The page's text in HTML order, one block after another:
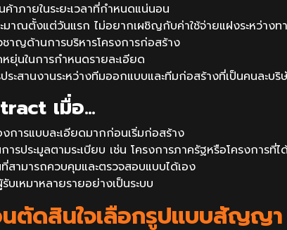
าภายในระยะเวลาที่กำหนดแน่นอน
มาณตั้งแต่วันแรก ไม่อยากเผชิญกับค่าใช้จ่ายแฝงระหว่างท
าญด้านการบริหารโครงการก่อสร้าง
ยุ่นในการกำหนดรายละเอียด
ะสานงานระหว่างทีมออกแบบและทีมก่อสร้างที่เป็นคนละบริ
เมื่อ…
ารแบบละเอียดมากก่อนเริ่มก่อสร้าง
ารประมูลตามระเบียบ เช่น โครงการภาครัฐหรือโครงการ
ามารถควบคุมและตรวจสอบแบบได้เอง
บเหมาหลายรายอย่างเป็นระบบ
ตัดสินใจเลือกรูปแบบสัญญา